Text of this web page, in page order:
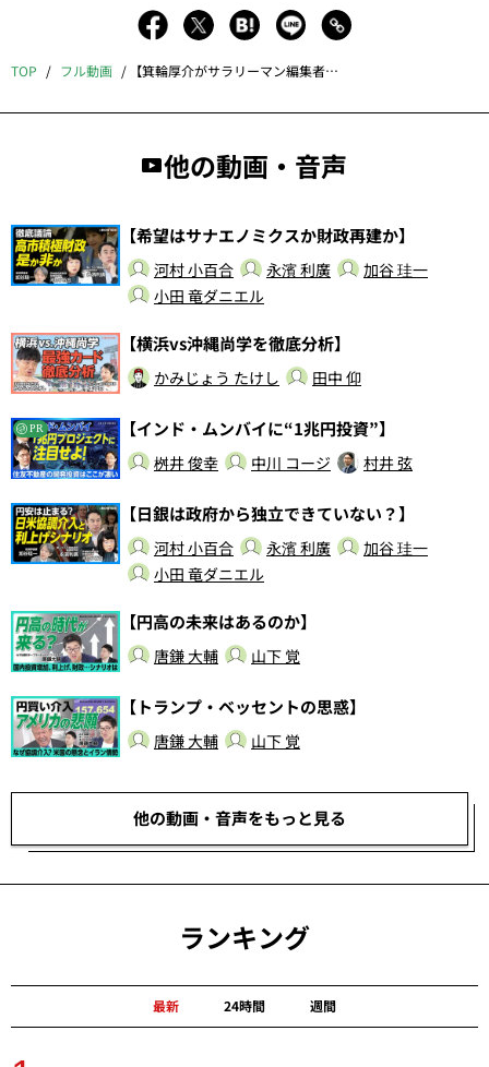
TOP フル動画 【箕輪厚介がサラリーマン編集者でいる理由】
他の動画・音声
【希望はサナエノミクスか財政再建か】
河村 小百合 永濱 利廣
加谷 珪一
小田 竜ダニエル
【横浜vs沖縄尚学を徹底分析】
かみじょう たけし 田中 仰
PR 【インド・ムンバイに“1兆円投資”】
桝井 俊幸 中川 コージ 村井 弦
【日銀は政府から独立できていない？】
河村 小百合 永濱 利廣
加谷 珪一
小田 竜ダニエル
【円高の未来はあるのか】
唐鎌 大輔 山下 覚
【トランプ・ベッセントの思惑】
唐鎌 大輔 山下 覚
他の動画・音声をもっと見る
ランキング
最新 24時間 週間